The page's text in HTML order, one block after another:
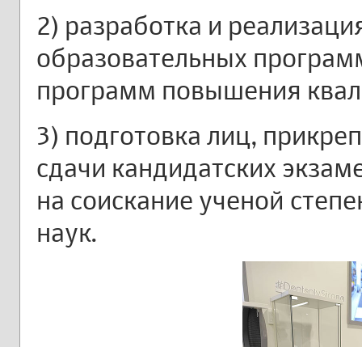
2) разработка и
образовательных
программ повышения
3) подготовка лиц,
сдачи кандидатских
на соискание ученой
наук.